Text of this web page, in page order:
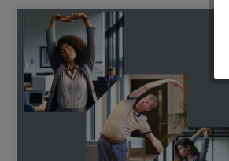
ondersteunt.